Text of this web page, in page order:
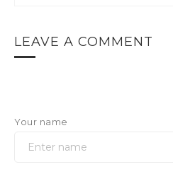
LEAVE A COMMENT
Your name